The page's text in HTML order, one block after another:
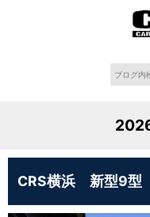
CRS横浜 新型9型